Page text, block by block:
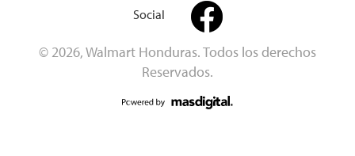
Social
© 2026, Walmart Honduras. Todos los derechos
Reservados.